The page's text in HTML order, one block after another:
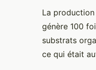
La
génère 100
substrats
ce qui était